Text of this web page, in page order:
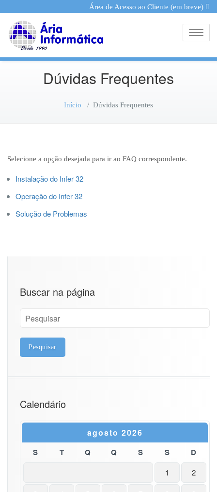
Área de Acesso ao Cliente (em breve)
Dúvidas Frequentes
Início / Dúvidas Frequentes
Selecione a opção desejada para ir ao FAQ correspondente.
Instalação do Infer 32
Operação do Infer 32
Solução de Problemas
Buscar na página
Calendário
agosto 2026
S T Q Q S S D
1 2